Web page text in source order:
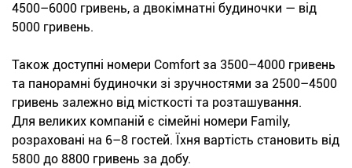
4500–6000 гривень, а двокімнатні будиночки — від
5000 гривень.
Також доступні номери Comfort за 3500–4000 гривень
та панорамні будиночки зі зручностями за 2500–4500
гривень залежно від місткості та розташування.
Для великих компаній є сімейні номери Family,
розраховані на 6–8 гостей. Їхня вартість становить від
5800 до 8800 гривень за добу.